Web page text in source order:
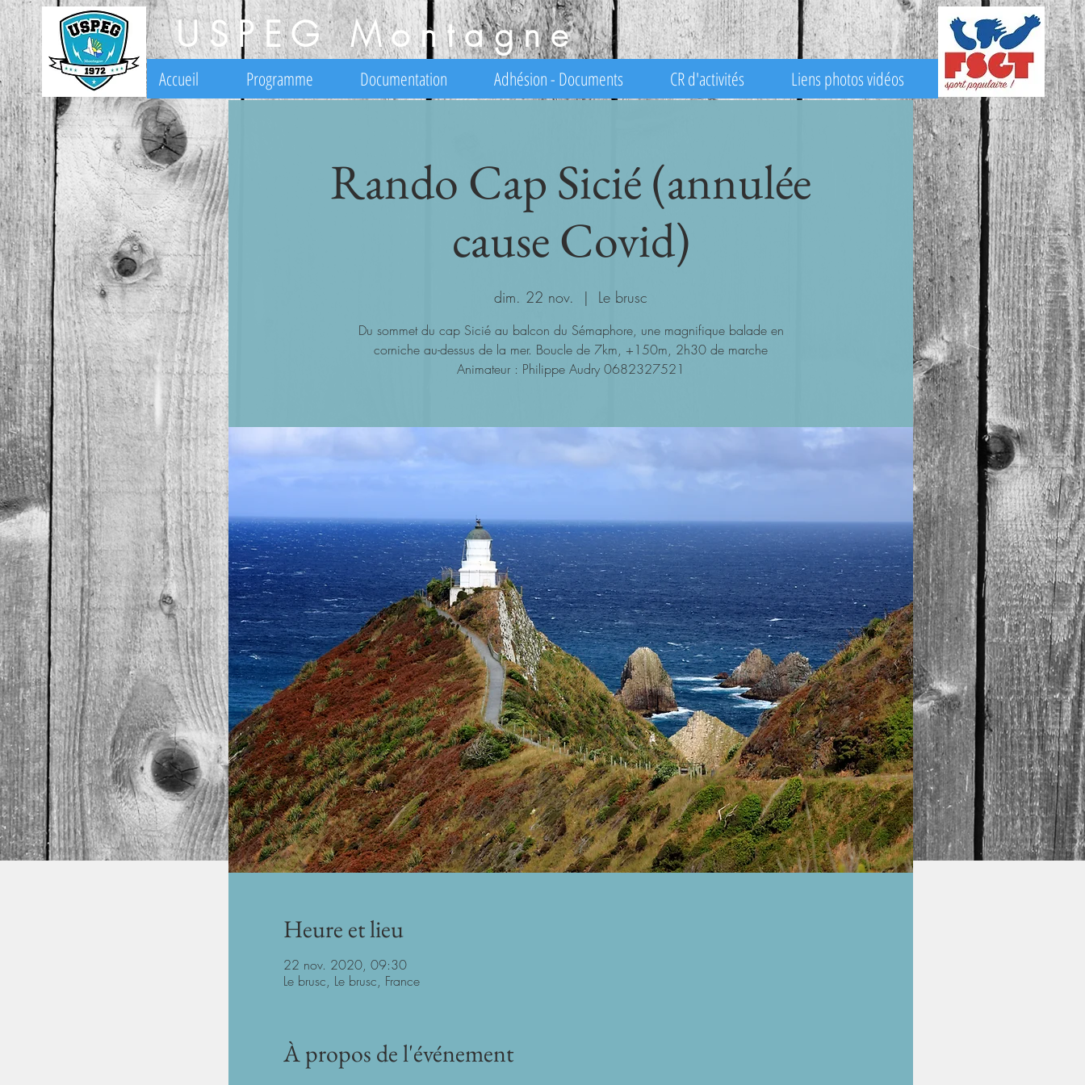
USPEG Montagne
Accueil Programme Documentation Adhésion - Documents CR d'activités Liens photos vidéos
Rando Cap Sicié (annulée
cause Covid)
dim. 22 nov.
  |
Le brusc
Du sommet du cap Sicié au balcon du Sémaphore, une magnifique balade en
corniche au-dessus de la mer. Boucle de 7km, +150m, 2h30 de marche
Animateur : Philippe Audry 0682327521
Heure et lieu
22 nov. 2020, 09:30
Le brusc, Le brusc, France
À propos de l'événement